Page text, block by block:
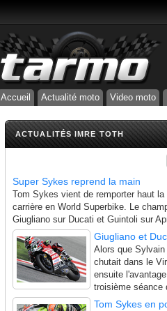
Accueil Actualité moto Video moto
ACTUALITÉS IMRE TOTH
Super Sykes reprend la main
Tom Sykes vient de remporter haut
carrière en World Superbike. Le
Giugliano sur Ducati et Guintoli sur
Giugliano et
Alors que
chutait dans le
ensuite
troisième séance
Tom Sykes en